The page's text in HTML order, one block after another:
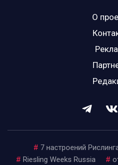
О
# 7 настроений
# Riesling Weeks Russia #